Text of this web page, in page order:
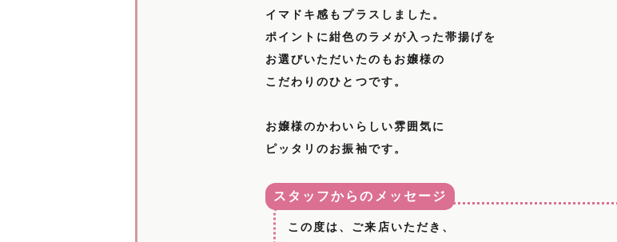
イマドキ感もプラスしました。
ポイントに紺色のラメが入った帯揚げを
お選びいただいたのもお嬢様の
こだわりのひとつです。
お嬢様のかわいらしい雰囲気に
ピッタリのお振袖です。
スタッフからのメッセージ
この度は、ご来店いただき、